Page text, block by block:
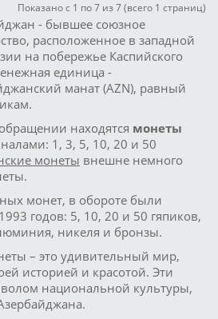
Показано с 1 по 7 из 7 (всего 1 страниц)
- бывшее союзное
расположенное в западной
на побережье Каспийского
единица -
манат (AZN), равный
находятся монеты
1, 3, 5, 10, 20 и 50
монеты внешне немного
монет, в обороте были
годов: 5, 10, 20 и 50 гяпиков,
никеля и бронзы.
– это удивительный мир,
историей и красотой. Эти
национальной культуры,